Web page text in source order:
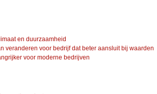
en duurzaamheid
veranderen voor bedrijf dat beter aansluit bij waarden
voor moderne bedrijven